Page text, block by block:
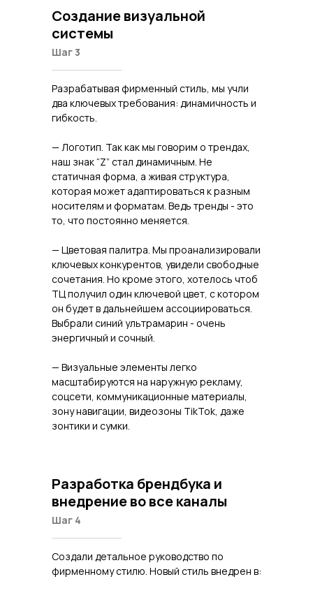
Создание визуальной
системы
Шаг 3
Разрабатывая фирменный стиль, мы учли
два ключевых требования: динамичность и
гибкость.
— Логотип. Так как мы говорим о трендах,
наш знак “Z” стал динамичным. Не
статичная форма, а живая структура,
которая может адаптироваться к разным
носителям и форматам. Ведь тренды - это
то, что постоянно меняется.
— Цветовая палитра. Мы проанализировали
ключевых конкурентов, увидели свободные
сочетания. Но кроме этого, хотелось чтоб
ТЦ получил один ключевой цвет, с котором
он будет в дальнейшем ассоциироваться.
Выбрали синий ультрамарин - очень
энергичный и сочный.
— Визуальные элементы легко
масштабируются на наружную рекламу,
соцсети, коммуникационные материалы,
зону навигации, видеозоны TikTok, даже
зонтики и сумки.
Разработка брендбука и
внедрение во все каналы
Шаг 4
Создали детальное руководство по
фирменному стилю. Новый стиль внедрен в: